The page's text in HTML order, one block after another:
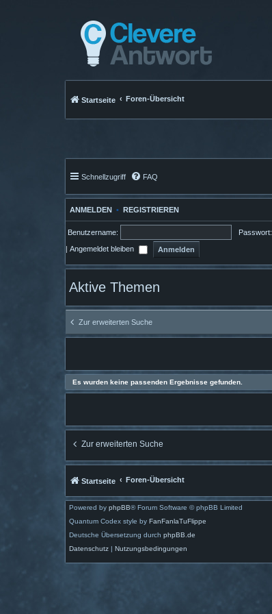
Startseite Foren-Übersicht
Schnellzugriff FAQ
ANMELDEN • REGISTRIEREN
Benutzername: Passwort:
Angemeldet bleiben
Aktive Themen
Zur erweiterten Suche
Es wurden keine passenden Ergebnisse gefunden.
Zur erweiterten Suche
Startseite Foren-Übersicht
Powered by phpBB® Forum Software © phpBB Limited
Quantum Codex style by FanFanlaTuFlippe
Deutsche Übersetzung durch phpBB.de
Datenschutz | Nutzungsbedingungen